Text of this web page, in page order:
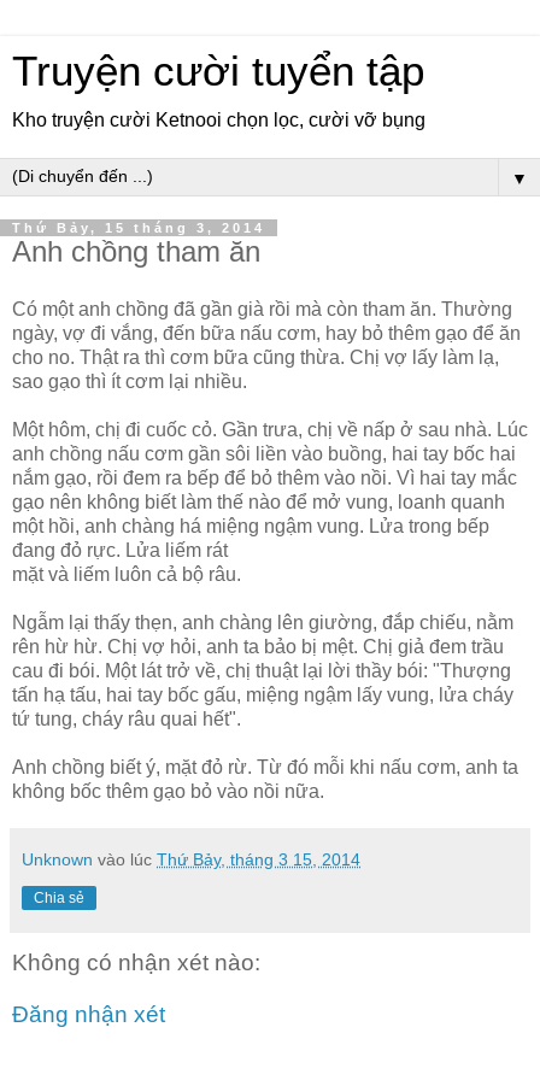
Truyện cười tuyển tập
Kho truyện cười Ketnooi chọn lọc, cười vỡ bụng
▼
Thứ Bảy, 15 tháng 3, 2014
Anh chồng tham ăn
Có một anh chồng đã gần già rồi mà còn tham ăn. Thường
ngày, vợ đi vắng, đến bữa nấu cơm, hay bỏ thêm gạo để ăn
cho no. Thật ra thì cơm bữa cũng thừa. Chị vợ lấy làm lạ,
sao gạo thì ít cơm lại nhiều.
Một hôm, chị đi cuốc cỏ. Gần trưa, chị về nấp ở sau nhà. Lúc
anh chồng nấu cơm gần sôi liền vào buồng, hai tay bốc hai
nắm gạo, rồi đem ra bếp để bỏ thêm vào nồi. Vì hai tay mắc
gạo nên không biết làm thế nào để mở vung, loanh quanh
một hồi, anh chàng há miệng ngậm vung. Lửa trong bếp
đang đỏ rực. Lửa liếm rát
mặt và liếm luôn cả bộ râu.
Ngẫm lại thấy thẹn, anh chàng lên giường, đắp chiếu, nằm
rên hừ hừ. Chị vợ hỏi, anh ta bảo bị mệt. Chị giả đem trầu
cau đi bói. Một lát trở về, chị thuật lại lời thầy bói: "Thượng
tấn hạ tấu, hai tay bốc gấu, miệng ngậm lấy vung, lửa cháy
tứ tung, cháy râu quai hết".
Anh chồng biết ý, mặt đỏ rừ. Từ đó mỗi khi nấu cơm, anh ta
không bốc thêm gạo bỏ vào nồi nữa.
Unknown vào lúc Thứ Bảy, tháng 3 15, 2014
Chia sẻ
Không có nhận xét nào:
Đăng nhận xét